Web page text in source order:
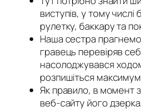
виступів, у тому числі
рулетку, баккару та
Наша сестра
гравець перевіряв
насолоджувався
розпишіться
Як правило, в момент
веб-сайту його